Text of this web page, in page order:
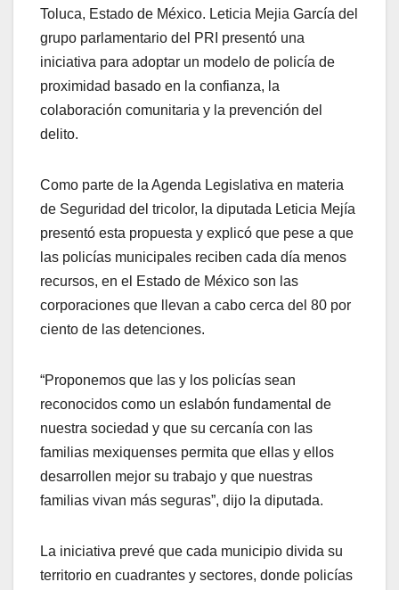
Toluca, Estado de México. Leticia Mejia García del
grupo parlamentario del PRI presentó una
iniciativa para adoptar un modelo de policía de
proximidad basado en la confianza, la
colaboración comunitaria y la prevención del
delito.
Como parte de la Agenda Legislativa en materia
de Seguridad del tricolor, la diputada Leticia Mejía
presentó esta propuesta y explicó que pese a que
las policías municipales reciben cada día menos
recursos, en el Estado de México son las
corporaciones que llevan a cabo cerca del 80 por
ciento de las detenciones.
“Proponemos que las y los policías sean
reconocidos como un eslabón fundamental de
nuestra sociedad y que su cercanía con las
familias mexiquenses permita que ellas y ellos
desarrollen mejor su trabajo y que nuestras
familias vivan más seguras”, dijo la diputada.
La iniciativa prevé que cada municipio divida su
territorio en cuadrantes y sectores, donde policías